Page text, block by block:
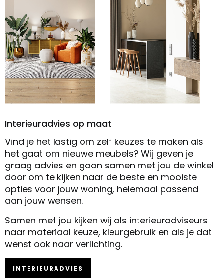
Interieuradvies op maat
Vind je het lastig om zelf keuzes te maken als
het gaat om nieuwe meubels? Wij geven je
graag advies en gaan samen met jou de winkel
door om te kijken naar de beste en mooiste
opties voor jouw woning, helemaal passend
aan jouw wensen.
Samen met jou kijken wij als interieuradviseurs
naar materiaal keuze, kleurgebruik en als je dat
wenst ook naar verlichting.
INTERIEURADVIES